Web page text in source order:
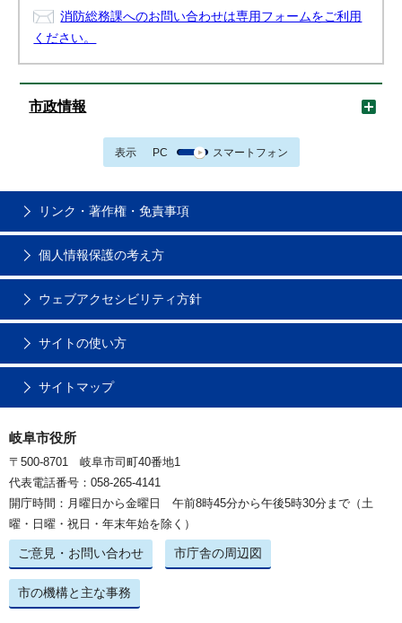
消防総務課へのお問い合わせは専用フォームをご利用
ください。
市政情報
表示 PC スマートフォン
リンク・著作権・免責事項
個人情報保護の考え方
ウェブアクセシビリティ方針
サイトの使い方
サイトマップ
岐阜市役所
〒500-8701 岐阜市司町40番地1
代表電話番号：058-265-4141
開庁時間：月曜日から金曜日 午前8時45分から午後5時30分まで（土
曜・日曜・祝日・年末年始を除く）
ご意見・お問い合わせ 市庁舎の周辺図
市の機構と主な事務